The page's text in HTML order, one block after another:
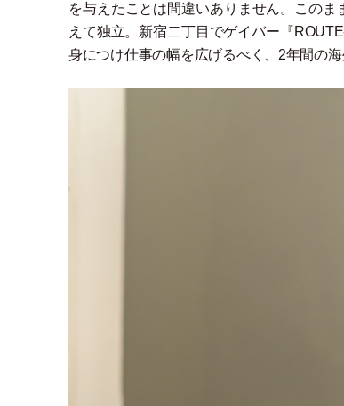
を与えたことは間違いありません。この
えて独立。新宿二丁目でゲイバー『
身につけ仕事の幅を広げるべく、2年間の海